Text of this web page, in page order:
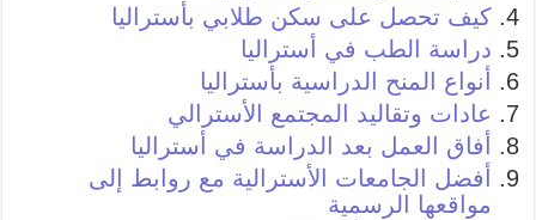
كيف تحصل على سكن طلابي بأستراليا
دراسة الطب في أستراليا
أنواع المنح الدراسية بأستراليا
عادات وتقاليد المجتمع الأسترالي
أفاق العمل بعد الدراسة في أستراليا
أفضل الجامعات الأسترالية مع روابط إلى
مواقعها الرسمية